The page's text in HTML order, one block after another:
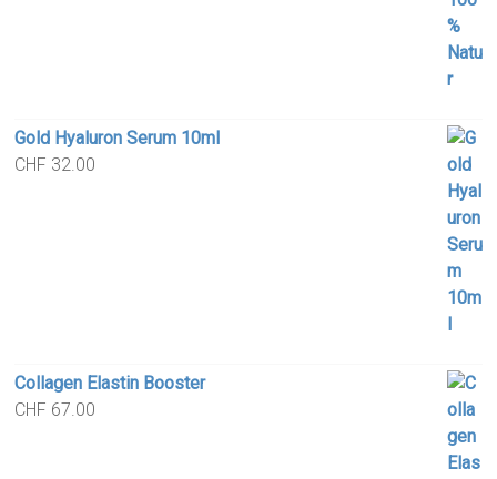
Gold Hyaluron Serum 10ml
CHF 32.00
Collagen Elastin Booster
CHF 67.00